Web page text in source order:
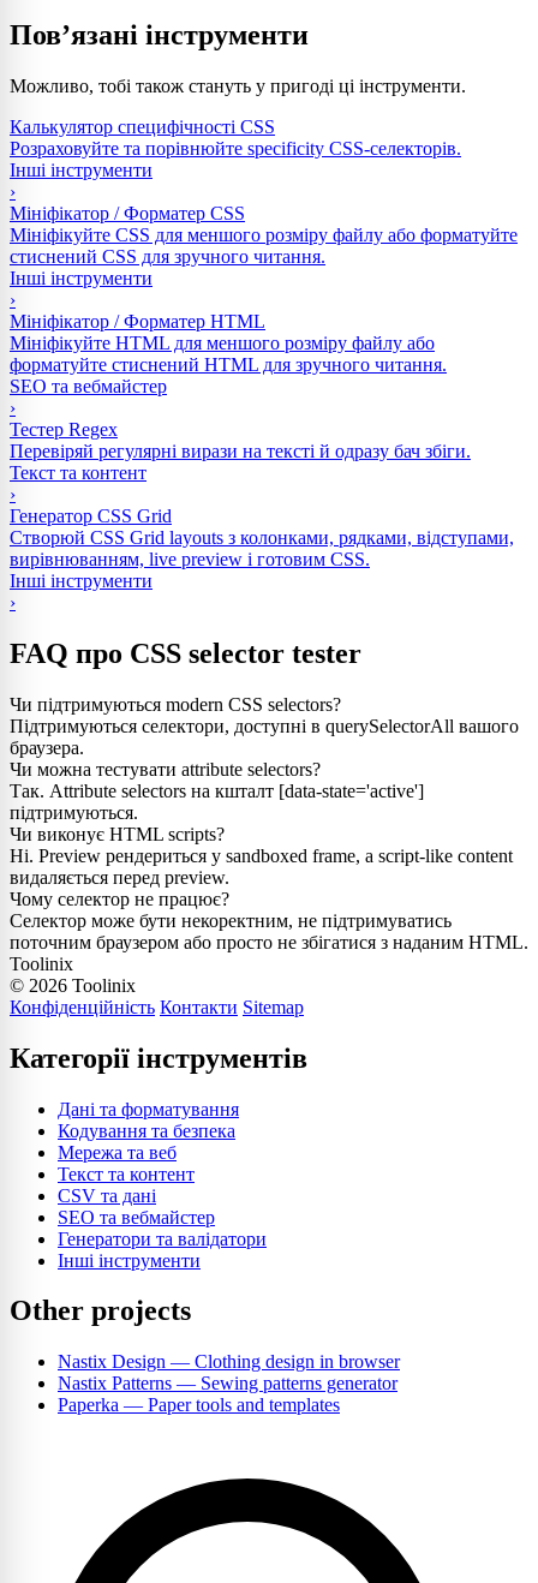
Пов’язані інструменти
Можливо, тобі також стануть у пригоді ці інструменти.
Калькулятор специфічності CSS
Розраховуйте та порівнюйте specificity CSS-селекторів.
Інші інструменти
›
Мініфікатор / Форматер CSS
Мініфікуйте CSS для меншого розміру файлу або форматуйте
стиснений CSS для зручного читання.
Інші інструменти
›
Мініфікатор / Форматер HTML
Мініфікуйте HTML для меншого розміру файлу або
форматуйте стиснений HTML для зручного читання.
SEO та вебмайстер
›
Тестер Regex
Перевіряй регулярні вирази на тексті й одразу бач збіги.
Текст та контент
›
Генератор CSS Grid
Створюй CSS Grid layouts з колонками, рядками, відступами,
вирівнюванням, live preview і готовим CSS.
Інші інструменти
›
FAQ про CSS selector tester
Чи підтримуються modern CSS selectors?
Підтримуються селектори, доступні в querySelectorAll вашого
браузера.
Чи можна тестувати attribute selectors?
Так. Attribute selectors на кшталт [data-state='active']
підтримуються.
Чи виконує HTML scripts?
Ні. Preview рендериться у sandboxed frame, а script-like content
видаляється перед preview.
Чому селектор не працює?
Селектор може бути некоректним, не підтримуватись
поточним браузером або просто не збігатися з наданим HTML.
Toolinix
© 2026 Toolinix
Конфіденційність Контакти Sitemap
Категорії інструментів
Дані та форматування
Кодування та безпека
Мережа та веб
Текст та контент
CSV та дані
SEO та вебмайстер
Генератори та валідатори
Інші інструменти
Other projects
Nastix Design — Clothing design in browser
Nastix Patterns — Sewing patterns generator
Paperka — Paper tools and templates